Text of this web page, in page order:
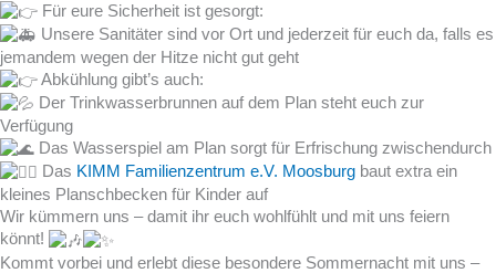
Für eure Sicherheit ist gesorgt:
Unsere Sanitäter sind vor Ort und jederzeit für euch da, falls es
jemandem wegen der Hitze nicht gut geht
Abkühlung gibt’s auch:
Der Trinkwasserbrunnen auf dem Plan steht euch zur
Verfügung
Das Wasserspiel am Plan sorgt für Erfrischung zwischendurch
Das KIMM Familienzentrum e.V. Moosburg baut extra ein
kleines Planschbecken für Kinder auf
Wir kümmern uns – damit ihr euch wohlfühlt und mit uns feiern
könnt!
Kommt vorbei und erlebt diese besondere Sommernacht mit uns –